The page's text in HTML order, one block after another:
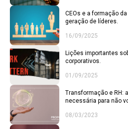
CEOs e a formação
geração de líderes.
16/09/2025
Lições importantes
corporativos.
01/09/2025
Transformação e RH:
necessária para não
08/03/2023